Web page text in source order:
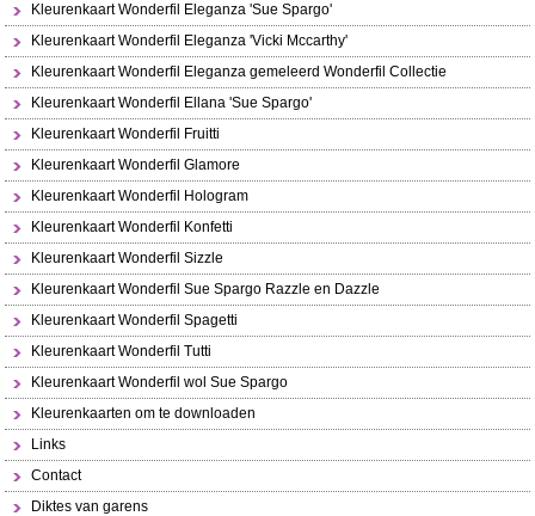
Kleurenkaart Wonderfil Eleganza 'Sue Spargo'
Kleurenkaart Wonderfil Eleganza 'Vicki Mccarthy'
Kleurenkaart Wonderfil Eleganza gemeleerd Wonderfil Collectie
Kleurenkaart Wonderfil Ellana 'Sue Spargo'
Kleurenkaart Wonderfil Fruitti
Kleurenkaart Wonderfil Glamore
Kleurenkaart Wonderfil Hologram
Kleurenkaart Wonderfil Konfetti
Kleurenkaart Wonderfil Sizzle
Kleurenkaart Wonderfil Sue Spargo Razzle en Dazzle
Kleurenkaart Wonderfil Spagetti
Kleurenkaart Wonderfil Tutti
Kleurenkaart Wonderfil wol Sue Spargo
Kleurenkaarten om te downloaden
Links
Contact
Diktes van garens